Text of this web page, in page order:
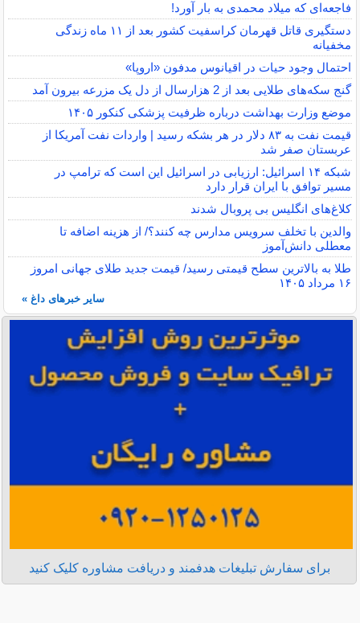
فاجعه‌ای که میلاد محمدی به بار آورد!
دستگیری قاتل قهرمان کراسفیت کشور بعد از ۱۱ ماه زندگی
مخفیانه
احتمال وجود حیات در اقیانوس مدفون «اروپا»
گنج سکه‌های طلایی بعد از 2 هزارسال از دل یک مزرعه بیرون آمد
موضع وزارت بهداشت درباره ظرفیت پزشکی کنکور ۱۴۰۵
قیمت نفت به ۸۳ دلار در هر بشکه رسید | واردات نفت آمریکا از
عربستان صفر شد
شبکه ۱۴ اسرائیل: ارزیابی در اسرائیل این است که ترامپ در
مسیر توافق با ایران قرار دارد
کلاغ‌های انگلیس بی پروبال شدند
والدین با تخلف سرویس مدارس چه کنند؟/ از هزینه اضافه تا
معطلی دانش‌آموز
طلا به بالاترین سطح قیمتی رسید/ قیمت جدید طلای جهانی امروز
۱۶ مرداد ۱۴۰۵
سایر خبرهای داغ »
برای سفارش تبلیغات هدفمند و دریافت مشاوره کلیک کنید